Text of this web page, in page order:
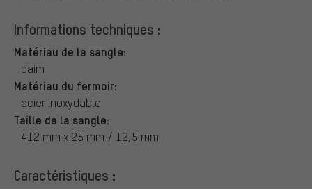
Informations techniques :
Matériau de la sangle:
daim
Matériau du fermoir:
acier inoxydable
Taille de la sangle:
412 mm x 25 mm / 12,5 mm
Caractéristiques :